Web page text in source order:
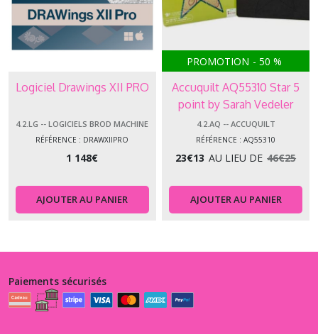
Logiciel Drawings XII PRO
4.2.LG -- LOGICIELS BROD MACHINE
RÉFÉRENCE : DRAWXIIPRO
1 148€
AJOUTER AU PANIER
PROMOTION - 50 %
Accuquilt AQ55310 Star 5
point by Sarah Vedeler
4.2.AQ -- ACCUQUILT
RÉFÉRENCE : AQ55310
23€13 AU LIEU DE 46€25
AJOUTER AU PANIER
Paiements sécurisés